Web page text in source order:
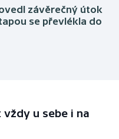
závěrečný útok
se převlékla do
u sebe i na